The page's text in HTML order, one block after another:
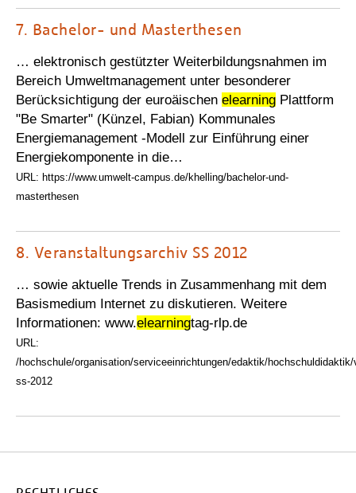
7. Bachelor- und Masterthesen
… elektronisch gestützter Weiterbildungsnahmen im
Bereich Umweltmanagement unter besonderer
Berücksichtigung der euroäischen elearning Plattform
"Be Smarter" (Künzel, Fabian) Kommunales
Energiemanagement -Modell zur Einführung einer
Energiekomponente in die…
URL: https://www.umwelt-campus.de/khelling/bachelor-und-
masterthesen
8. Veranstaltungsarchiv SS 2012
… sowie aktuelle Trends in Zusammenhang mit dem
Basismedium Internet zu diskutieren. Weitere
Informationen: www.elearningtag-rlp.de
URL:
/hochschule/organisation/serviceeinrichtungen/edaktik/
ss-2012